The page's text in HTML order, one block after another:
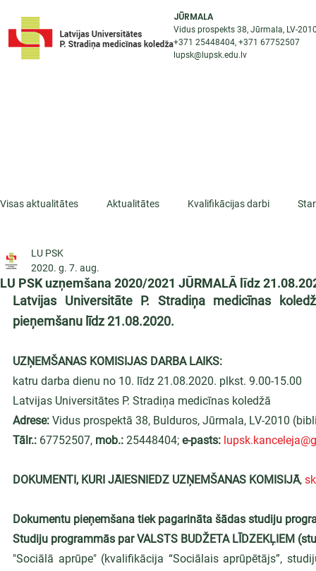
JŪRMALA
Vidus prospekts 38, Jūrmala, LV-
+371 25448404, +371 67752507
lupsk@lupsk.edu.lv
Visas aktualitātes Aktualitātes Kvalifikācijas darbi
ESF projekti
LU PSK uzņemšana 2020/2021 JŪRMALĀ līdz
LU PSK
2020. g. 7. aug.
Latvijas Universitāte P. Stradiņa medicīnas
pieņemšanu līdz 21.08.2020.
UZŅEMŠANAS KOMISIJAS DARBA LAIKS:
katru darba dienu no 10. līdz 21.08.2020. plkst. 9.00-15.00
Latvijas Universitātes P. Stradiņa medicīnas koledžā
Adrese: Vidus prospektā 38, Bulduros, Jūrmala, LV-2010
Tālr.: 67752507, mob.: 25448404; e-pasts:
DOKUMENTI, KURI JĀIESNIEDZ UZŅEMŠANAS KOMISIJĀ,
Dokumentu pieņemšana tiek pagarināta šādas studiju
Studiju programmās par VALSTS BUDŽETA LĪDZEKĻIEM
"Sociālā aprūpe" (kvalifikācija “Sociālais aprūpētājs”,